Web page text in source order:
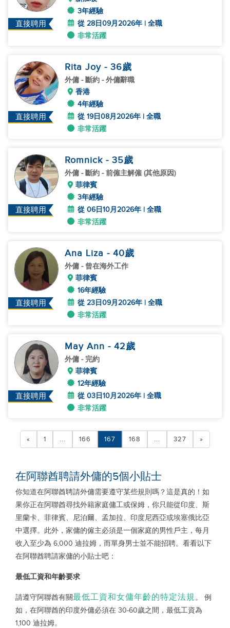
直接聘用
3年經驗
從 28日09月2026年 | 全職
非常活躍
直接聘用
Rita Joy - 36歲
外傭 - 斷約 - 外傭辭職
香港
4年經驗
從 19日08月2026年 | 全職
非常活躍
直接聘用
Romnick - 35歲
外傭 - 斷約 - 前僱主解僱 (其他原因)
菲律賓
3年經驗
從 06日10月2026年 | 全職
非常活躍
直接聘用
Ana Liza - 40歲
外傭 - 曾在海外工作
菲律賓
16年經驗
從 23日09月2026年 | 全職
非常活躍
直接聘用
May Ann - 42歲
外傭 - 完約
菲律賓
12年經驗
從 03日10月2026年 | 全職
非常活躍
« 1 ... 166 167 168 ... 327 »
在阿聯酋聘請外傭的5個小貼士
你知道在阿聯酋聘請外傭需要遵守某些規則嗎？這是真的！如
果你正在阿聯酋尋找外籍家庭傭工或保姆，你只能從印度、斯
里蘭卡、菲律賓、尼泊爾、孟加拉、印度尼西亞或埃塞俄比亞
中選擇。此外，家傭的僱主必須是一個家庭的男性戶主，每月
收入至少為 6,000 迪拉姆，而單身男士並不能招聘。看看以下
在阿聯酋聘請家傭的小貼士吧：
最低工資和年齡要求
請遵守阿聯酋有關最低工資和女傭年齡的特定法規。 例
如，在阿聯酋的印度外傭必須在 30-60歲之間，最低工資為
1,100 迪拉姆。